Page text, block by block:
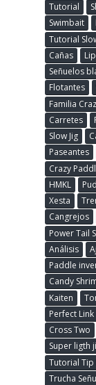
Tutorial
Swimbait
Tutorial
Cañas
Señuelos
Flotantes
Familia
Carretes
Slow Jig
Paseantes
Crazy
HMKL
Xesta
Cangrejos
Power Tail
Análisis
Paddle
Candy
Kaiten
Perfect Link
Cross Two
Super ligth
Tutorial Tip
Trucha